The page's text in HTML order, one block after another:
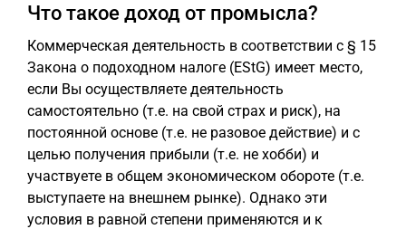
Что такое доход от промысла?
Коммерческая деятельность в соответствии с § 15
Закона о подоходном налоге (EStG) имеет место,
если Вы осуществляете деятельность
самостоятельно (т.е. на свой страх и риск), на
постоянной основе (т.е. не разовое действие) и с
целью получения прибыли (т.е. не хобби) и
участвуете в общем экономическом обороте (т.е.
выступаете на внешнем рынке). Однако эти
условия в равной степени применяются и к